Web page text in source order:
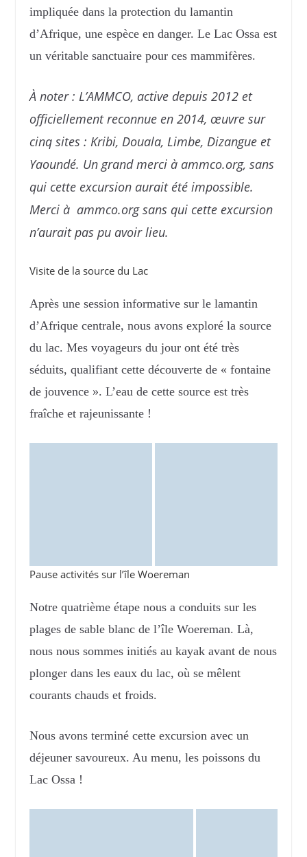
impliquée dans la protection du lamantin
d’Afrique, une espèce en danger. Le Lac Ossa est
un véritable sanctuaire pour ces mammifères.
À noter : L’AMMCO, active depuis 2012 et
officiellement reconnue en 2014, œuvre sur
cinq sites : Kribi, Douala, Limbe, Dizangue et
Yaoundé. Un grand merci à ammco.org, sans
qui cette excursion aurait été impossible.
Merci à ammco.org sans qui cette excursion
n’aurait pas pu avoir lieu.
Visite de la source du Lac
Après une session informative sur le lamantin
d’Afrique centrale, nous avons exploré la source
du lac. Mes voyageurs du jour ont été très
séduits, qualifiant cette découverte de « fontaine
de jouvence ». L’eau de cette source est très
fraîche et rajeunissante !
Pause activités sur l’île Woereman
Notre quatrième étape nous a conduits sur les
plages de sable blanc de l’île Woereman. Là,
nous nous sommes initiés au kayak avant de nous
plonger dans les eaux du lac, où se mêlent
courants chauds et froids.
Nous avons terminé cette excursion avec un
déjeuner savoureux. Au menu, les poissons du
Lac Ossa !